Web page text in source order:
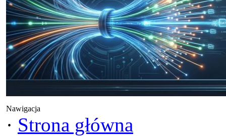
Nawigacja
· Strona główna